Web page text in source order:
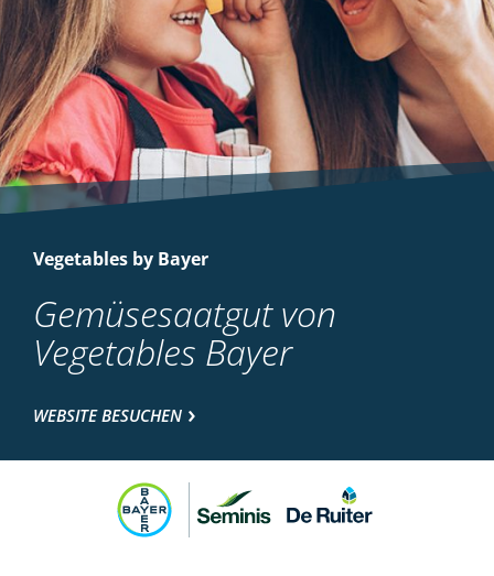
Vegetables by Bayer
Gemüsesaatgut von
Vegetables Bayer
WEBSITE BESUCHEN